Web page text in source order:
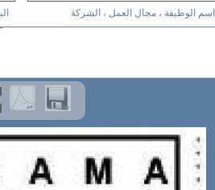
اسم الوظيفة ، مجال العمل ، الشركة